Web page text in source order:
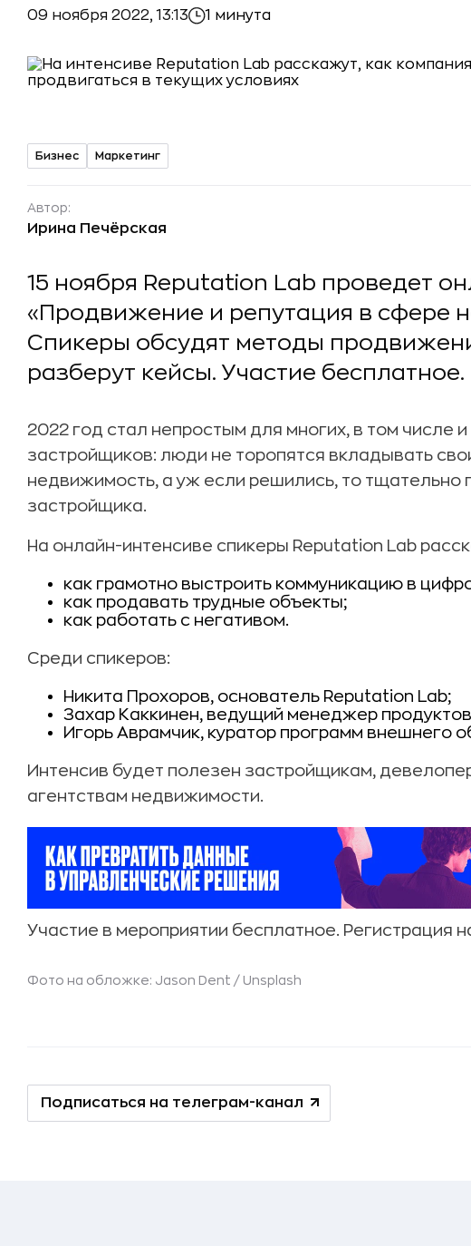
09 ноября 2022, 13:13 1 минута
Бизнес Маркетинг
Автор:
Ирина Печёрская
15 ноября Reputation Lab проведет
«Продвижение и репутация в сфере
Спикеры обсудят методы
разберут кейсы. Участие бесплатное.
2022 год стал непростым для многих, в том числе
застройщиков: люди не торопятся вкладывать
недвижимость, а уж если решились, то тщательно
застройщика.
На онлайн-интенсиве спикеры Reputation Lab
как грамотно выстроить коммуникацию в
как продавать трудные объекты;
как работать с негативом.
Среди спикеров:
Никита Прохоров, основатель Reputation Lab;
Захар Каккинен, ведущий менеджер
Игорь Аврамчик, куратор программ внешнего
Интенсив будет полезен застройщикам,
агентствам недвижимости.
Участие в мероприятии бесплатное. Регистрация
Фото на обложке: Jason Dent / Unsplash
Подписаться на телеграм-канал